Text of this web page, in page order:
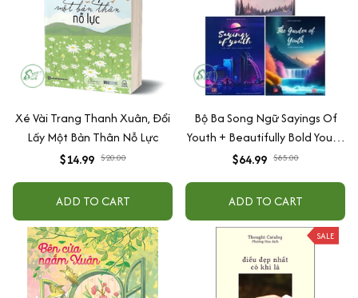
Xé Vài Trang Thanh Xuân, Đổi
Lấy Một Bản Thân Nỗ Lực
$14.99 $20.00
ADD TO CART
Bộ Ba Song Ngữ Sayings Of
Youth + Beautifully Bold Youth
+ The Garden Of Youth - Chính
$64.99 $85.00
ADD TO CART
SALE